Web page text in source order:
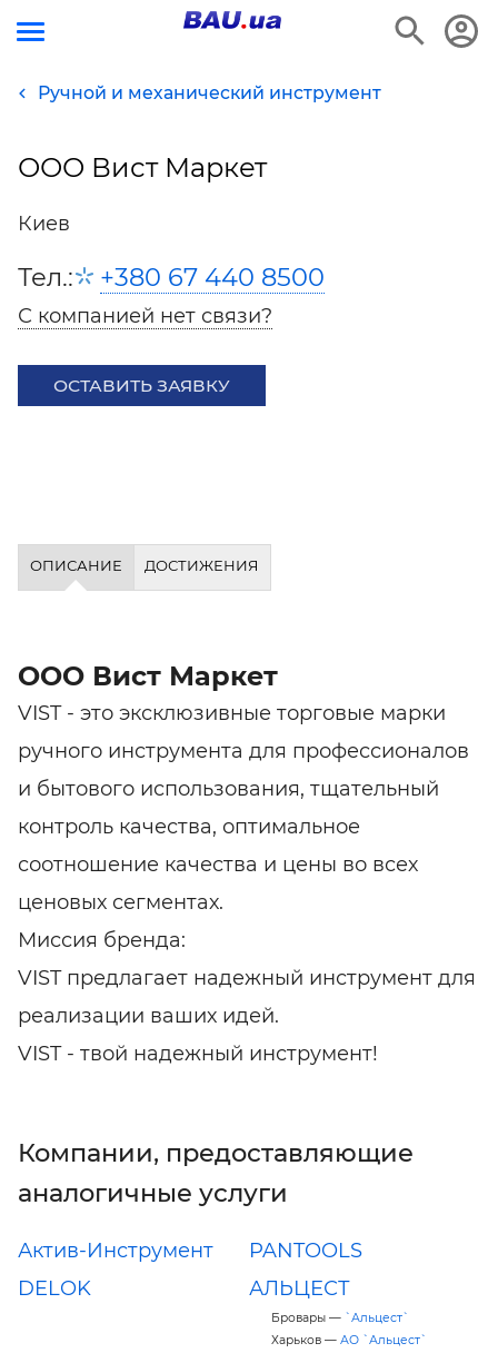
Ручной и механический инструмент
ООО Вист Маркет
Киев
Тел.: +380 67 440 8500
С компанией нет связи?
ОСТАВИТЬ ЗАЯВКУ
ОПИСАНИЕ ДОСТИЖЕНИЯ
ООО Вист Маркет
VIST - это эксклюзивные торговые марки
ручного инструмента для профессионалов
и бытового использования, тщательный
контроль качества, оптимальное
соотношение качества и цены во всех
ценовых сегментах.
Миссия бренда:
VIST предлагает надежный инструмент для
реализации ваших идей.
VIST - твой надежный инструмент!
Компании, предоставляющие
аналогичные услуги
Актив-Инструмент
PANTOOLS
DELOK
АЛЬЦЕСТ
Бровары — `Альцест`
Харьков — АО `Альцест`